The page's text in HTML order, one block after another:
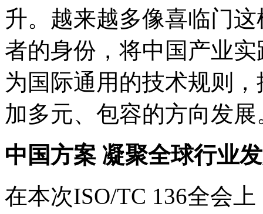
升。越来越多像喜临门
者的身份，将中国产业
为国际通用的技术规则
加多元、包容的方向发展
中国方案 凝聚全球行业
在本次ISO/TC 136全会